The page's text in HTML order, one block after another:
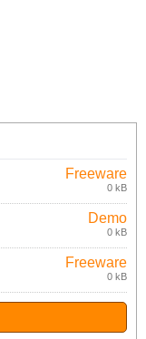
Freeware
0 kB
Demo
0 kB
Freeware
0 kB